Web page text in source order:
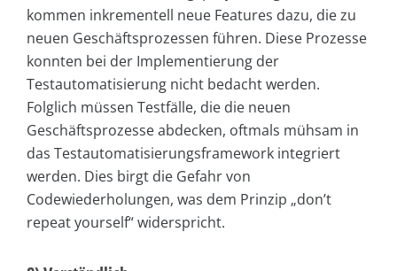
kommen inkrementell neue Features dazu, die zu
neuen Geschäftsprozessen führen. Diese Prozesse
konnten bei der Implementierung der
Testautomatisierung nicht bedacht werden.
Folglich müssen Testfälle, die die neuen
Geschäftsprozesse abdecken, oftmals mühsam in
das Testautomatisierungsframework integriert
werden. Dies birgt die Gefahr von
Codewiederholungen, was dem Prinzip „don’t
repeat yourself“ widerspricht.